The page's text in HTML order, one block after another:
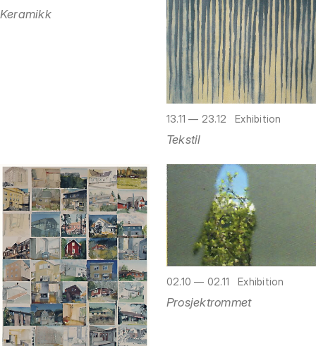
Keramikk
13.11 — 23.12 Exhibition
Tekstil
02.10 — 02.11 Exhibition
Prosjektrommet